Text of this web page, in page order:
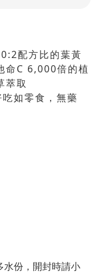
配方比的葉黃
命C 6,000倍的植
萃取
如零食，無藥
水份，開封時請小